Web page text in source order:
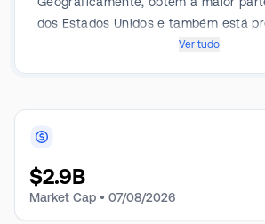
dos Estados Unidos e também está
Unido e no resto do
Ver tudo
$2.9B
Market Cap • 07/08/2026